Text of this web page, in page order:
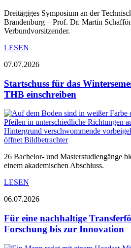
Dreitägiges Symposium an der
Brandenburg – Prof. Dr. Martin
Verbundvorsitzender.
LESEN
07.07.2026
Startschuss für das
THB einschreiben
26 Bachelor- und Masterstudiengänge
einem akademischen Abschluss.
LESEN
06.07.2026
Für eine nachhaltige
Forschung bis zur Innovation